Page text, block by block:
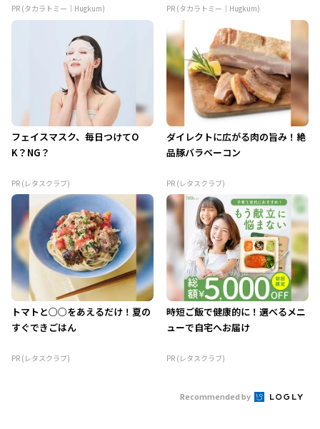
PR (タカラトミー｜Hugkum) PR (タカラトミー｜Hugkum)
フェイスマスク、毎日つけてO
K？NG？
PR (レタスクラブ)
ダイレクトに広がる肉の旨み！絶
品豚バラベーコン
PR (レタスクラブ)
トマトと○○をあえるだけ！夏の
すぐできごはん
PR (レタスクラブ)
時短ご飯で健康的に！選べるメニ
ューで自宅へお届け
PR (レタスクラブ)
Recommended by